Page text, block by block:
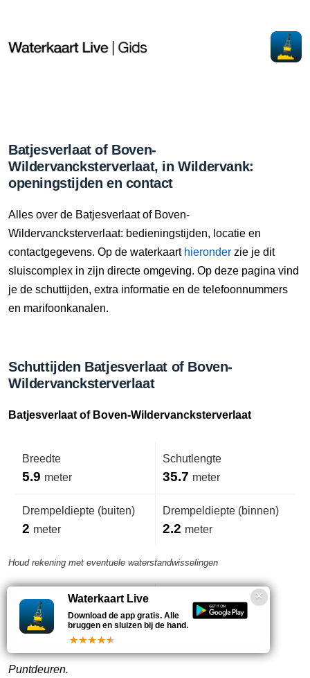
Batjesverlaat of Boven-
Wildervancksterverlaat, in Wildervank:
openingstijden en contact
Alles over de Batjesverlaat of Boven-
Wildervancksterverlaat: bedieningstijden, locatie en
contactgegevens. Op de waterkaart hieronder zie je dit
sluiscomplex in zijn directe omgeving. Op deze pagina vind
je de schuttijden, extra informatie en de telefoonnummers
en marifoonkanalen.
Schuttijden Batjesverlaat of Boven-
Wildervancksterverlaat
Batjesverlaat of Boven-Wildervancksterverlaat
Breedte
5.9 meter
Schutlengte
35.7 meter
Drempeldiepte (buiten)
2 meter
Drempeldiepte (binnen)
2.2 meter
Houd rekening met eventuele waterstandwisselingen
Marifoonkanaal
-
Telefoonnummer
onbekend
Puntdeuren.
Waterkaart Live
Download de app gratis. Alle
bruggen en sluizen bij de hand.